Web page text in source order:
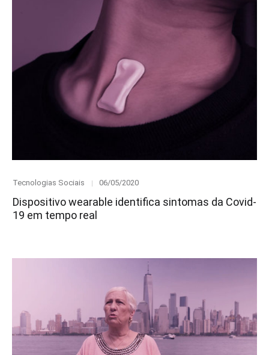
Category
Tecnologias Sociais
Posted
06/05/2020
Dispositivo wearable identifica sintomas da Covid-
19 em tempo real